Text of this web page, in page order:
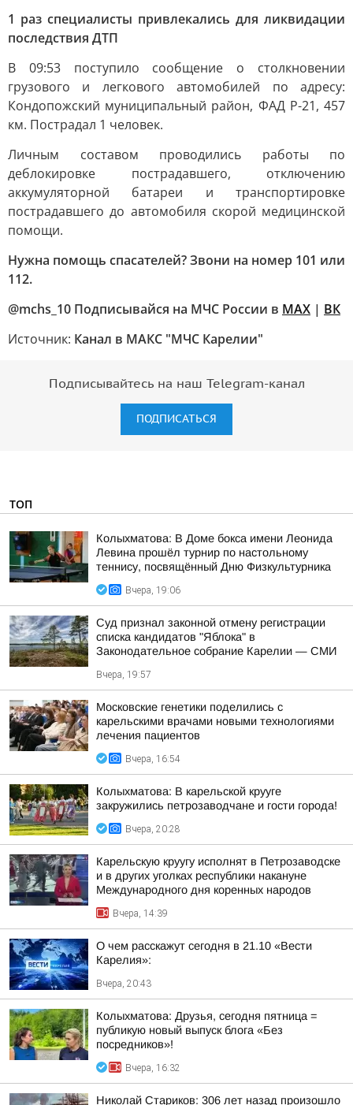
1 раз специалисты привлекались для ликвидации
последствия ДТП
В 09:53 поступило сообщение о столкновении
грузового и легкового автомобилей по адресу:
Кондопожский муниципальный район, ФАД Р-21, 457
км. Пострадал 1 человек.
Личным составом проводились работы по
деблокировке пострадавшего, отключению
аккумуляторной батареи и транспортировке
пострадавшего до автомобиля скорой медицинской
помощи.
Нужна помощь спасателей? Звони на номер 101 или
112.
@mchs_10 Подписывайся на МЧС России в MAX | ВК
Источник: Канал в МАКС "МЧС Карелии"
Подписывайтесь на наш Telegram-канал
ПОДПИСАТЬСЯ
ТОП
Колыхматова: В Доме бокса имени Леонида
Левина прошёл турнир по настольному
теннису, посвящённый Дню Физкультурника
Вчера, 19:06
Суд признал законной отмену регистрации
списка кандидатов "Яблока" в
Законодательное собрание Карелии — СМИ
Вчера, 19:57
Московские генетики поделились с
карельскими врачами новыми технологиями
лечения пациентов
Вчера, 16:54
Колыхматова: В карельской крууге
закружились петрозаводчане и гости города!
Вчера, 20:28
Карельскую круугу исполнят в Петрозаводске
и в других уголках республики накануне
Международного дня коренных народов
Вчера, 14:39
О чем расскажут сегодня в 21.10 «Вести
Карелия»:
Вчера, 20:43
Колыхматова: Друзья, сегодня пятница =
публикую новый выпуск блога «Без
посредников»!
Вчера, 16:32
Николай Стариков: 306 лет назад произошло